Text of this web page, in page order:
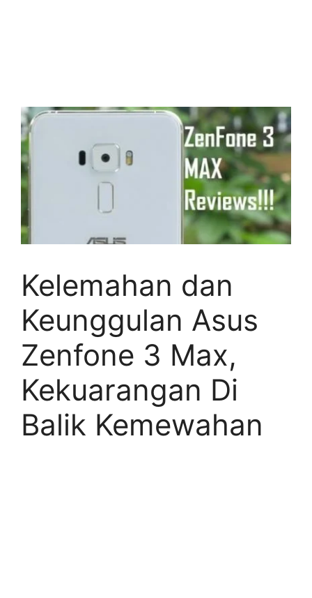
Kelemahan dan
Keunggulan Asus
Zenfone 3 Max,
Kekuarangan Di
Balik Kemewahan